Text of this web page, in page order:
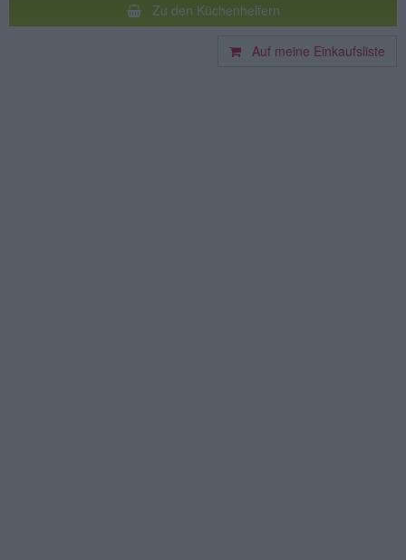
Zu den Küchenhelfern
Auf meine Einkaufsliste